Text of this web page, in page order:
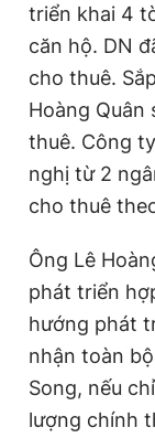
triển khai 4
căn hộ. DN
cho thuê.
Hoàng Quân
thuê. Công
nghị từ 2
cho thuê
Ông Lê
phát triển
hướng phát
nhận toàn
Song, nếu
lượng chính